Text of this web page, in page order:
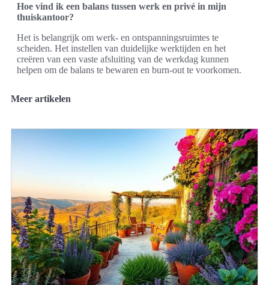
Hoe vind ik een balans tussen werk en privé in mijn
thuiskantoor?
Het is belangrijk om werk- en ontspanningsruimtes te
scheiden. Het instellen van duidelijke werktijden en het
creëren van een vaste afsluiting van de werkdag kunnen
helpen om de balans te bewaren en burn-out te voorkomen.
Meer artikelen